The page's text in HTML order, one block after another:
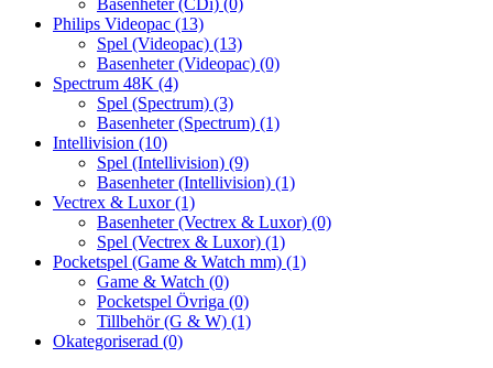
Basenheter (CDi) (0)
Philips Videopac (13)
Spel (Videopac) (13)
Basenheter (Videopac) (0)
Spectrum 48K (4)
Spel (Spectrum) (3)
Basenheter (Spectrum) (1)
Intellivision (10)
Spel (Intellivision) (9)
Basenheter (Intellivision) (1)
Vectrex & Luxor(1)
Basenheter (Vectrex & Luxor) (0)
Spel (Vectrex & Luxor) (1)
Pocketspel (Game & Watch mm) (1)
Game & Watch (0)
Pocketspel Övriga (0)
Tillbehör (G & W) (1)
Okategoriserad (0)